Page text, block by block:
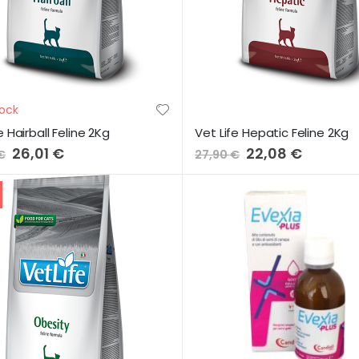
Hairball Feline 2Kg
Preço
Especial
26,01 €
Vet Life Hepatic Feline 2Kg
27,90 € Preço
Especial
22,08 €